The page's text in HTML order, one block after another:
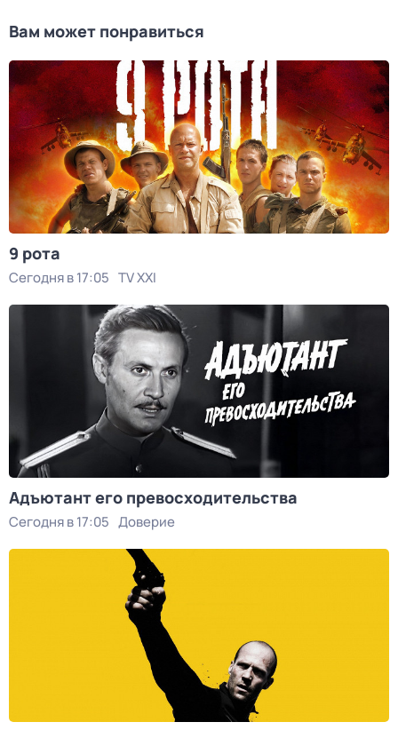
Вам может понравиться
9 рота
Сегодня в 17:05 TV XXI
Адъютант его превосходительства
Сегодня в 17:05 Доверие